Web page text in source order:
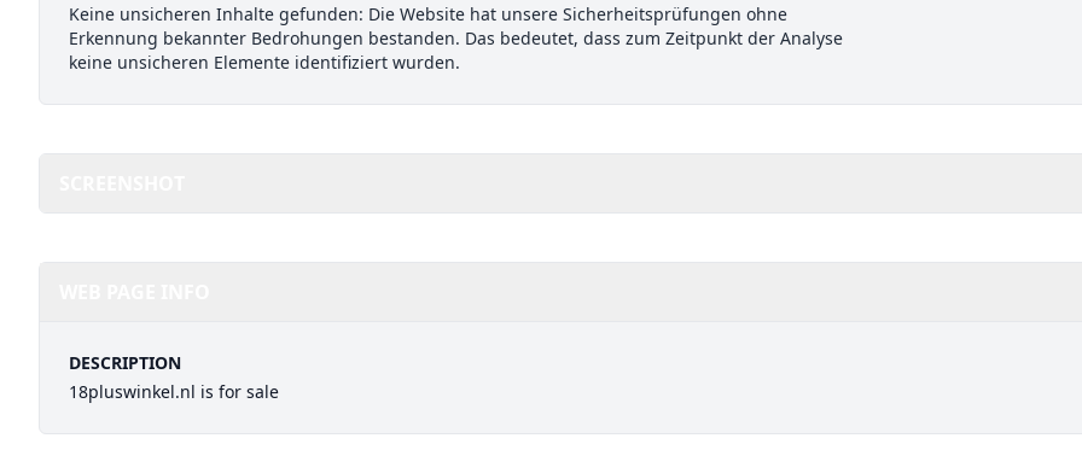
Keine unsicheren Inhalte gefunden: Die Website hat unsere Sicherheitsprüfungen ohne
Erkennung bekannter Bedrohungen bestanden. Das bedeutet, dass zum Zeitpunkt der Analyse
keine unsicheren Elemente identifiziert wurden.
DESCRIPTION
18pluswinkel.nl is for sale